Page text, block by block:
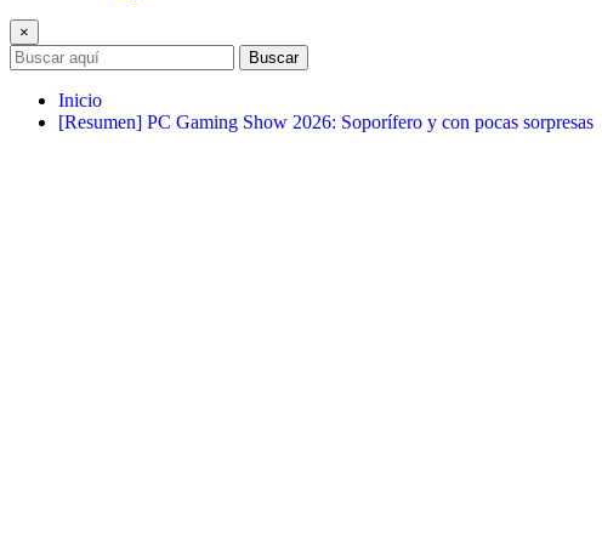
×
Buscar
Inicio
[Resumen] PC Gaming Show 2026: Soporífero y con pocas sorpresas